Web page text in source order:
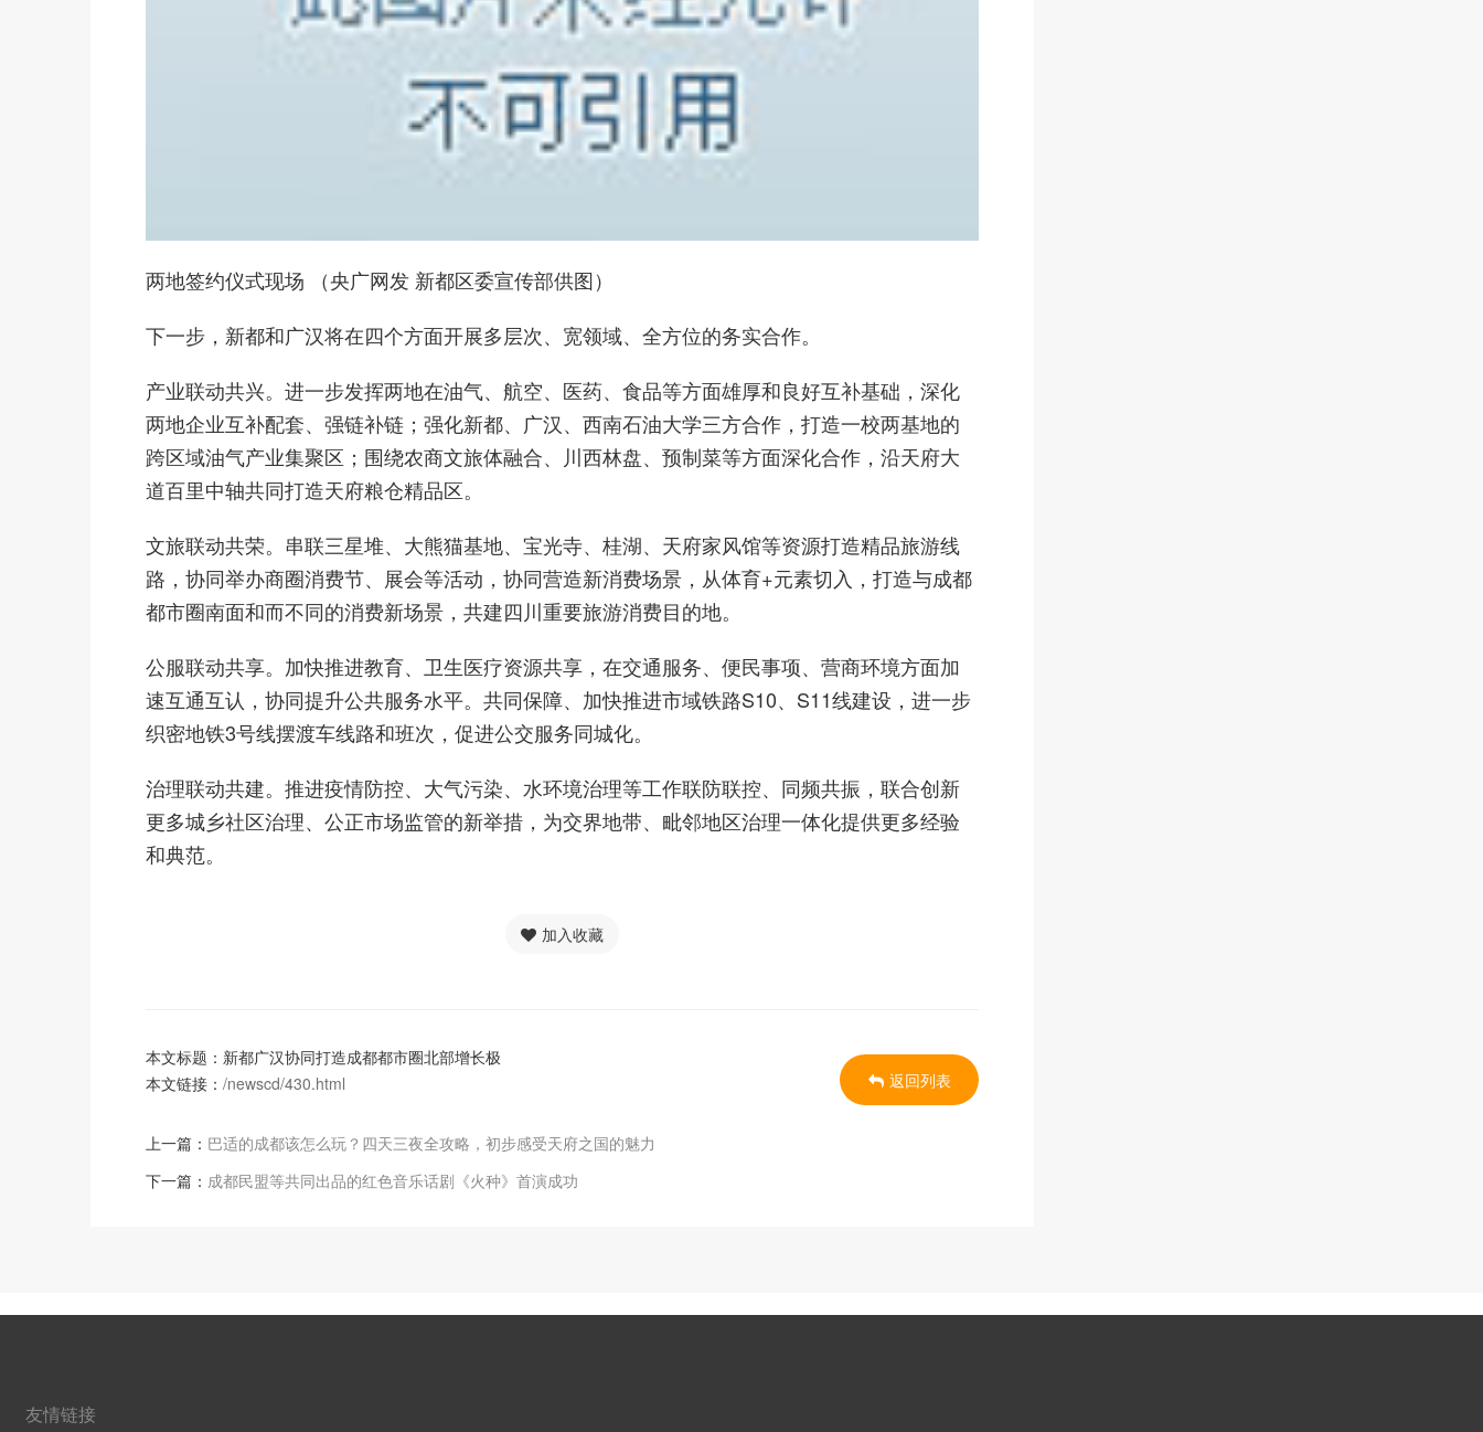
两地签约仪式现场 （央广网发 新都区委宣传部供图）
下一步，新都和广汉将在四个方面开展多层次、宽领域、全方位的务实合作。
产业联动共兴。进一步发挥两地在油气、航空、医药、食品等方面雄厚和良好互补基础，深化
两地企业互补配套、强链补链；强化新都、广汉、西南石油大学三方合作，打造一校两基地的
跨区域油气产业集聚区；围绕农商文旅体融合、川西林盘、预制菜等方面深化合作，沿天府大
道百里中轴共同打造天府粮仓精品区。
文旅联动共荣。串联三星堆、大熊猫基地、宝光寺、桂湖、天府家风馆等资源打造精品旅游线
路，协同举办商圈消费节、展会等活动，协同营造新消费场景，从体育+元素切入，打造与成都
都市圈南面和而不同的消费新场景，共建四川重要旅游消费目的地。
公服联动共享。加快推进教育、卫生医疗资源共享，在交通服务、便民事项、营商环境方面加
速互通互认，协同提升公共服务水平。共同保障、加快推进市域铁路S10、S11线建设，进一步
织密地铁3号线摆渡车线路和班次，促进公交服务同城化。
治理联动共建。推进疫情防控、大气污染、水环境治理等工作联防联控、同频共振，联合创新
更多城乡社区治理、公正市场监管的新举措，为交界地带、毗邻地区治理一体化提供更多经验
和典范。
加入收藏
本文标题：新都广汉协同打造成都都市圈北部增长极
本文链接： /newscd/430.html
上一篇： 巴适的成都该怎么玩？四天三夜全攻略，初步感受天府之国的魅力
下一篇： 成都民盟等共同出品的红色音乐话剧《火种》首演成功
返回列表
友情链接